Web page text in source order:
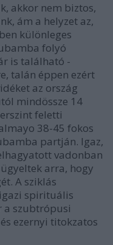
akkor nem biztos,
ám a helyzet az,
különleges
folyó
is található -
talán éppen ezért
az ország
mindössze 14
feletti
38-45 fokos
partján. Igaz,
vadonban
arra, hogy
A sziklás
spirituális
a szubtrópusi
ezernyi titokzatos